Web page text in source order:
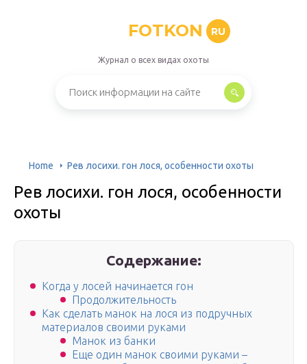
FOTKON RU
Журнал о всех видах охоты
Home Рев лосихи. гон лося, особенности охоты
Рев лосихи. гон лося, особенности
охоты
Содержание:
Когда у лосей начинается гон
Продолжительность
Как сделать манок на лося из подручных
материалов своими руками
Манок из банки
Еще один манок своими руками –